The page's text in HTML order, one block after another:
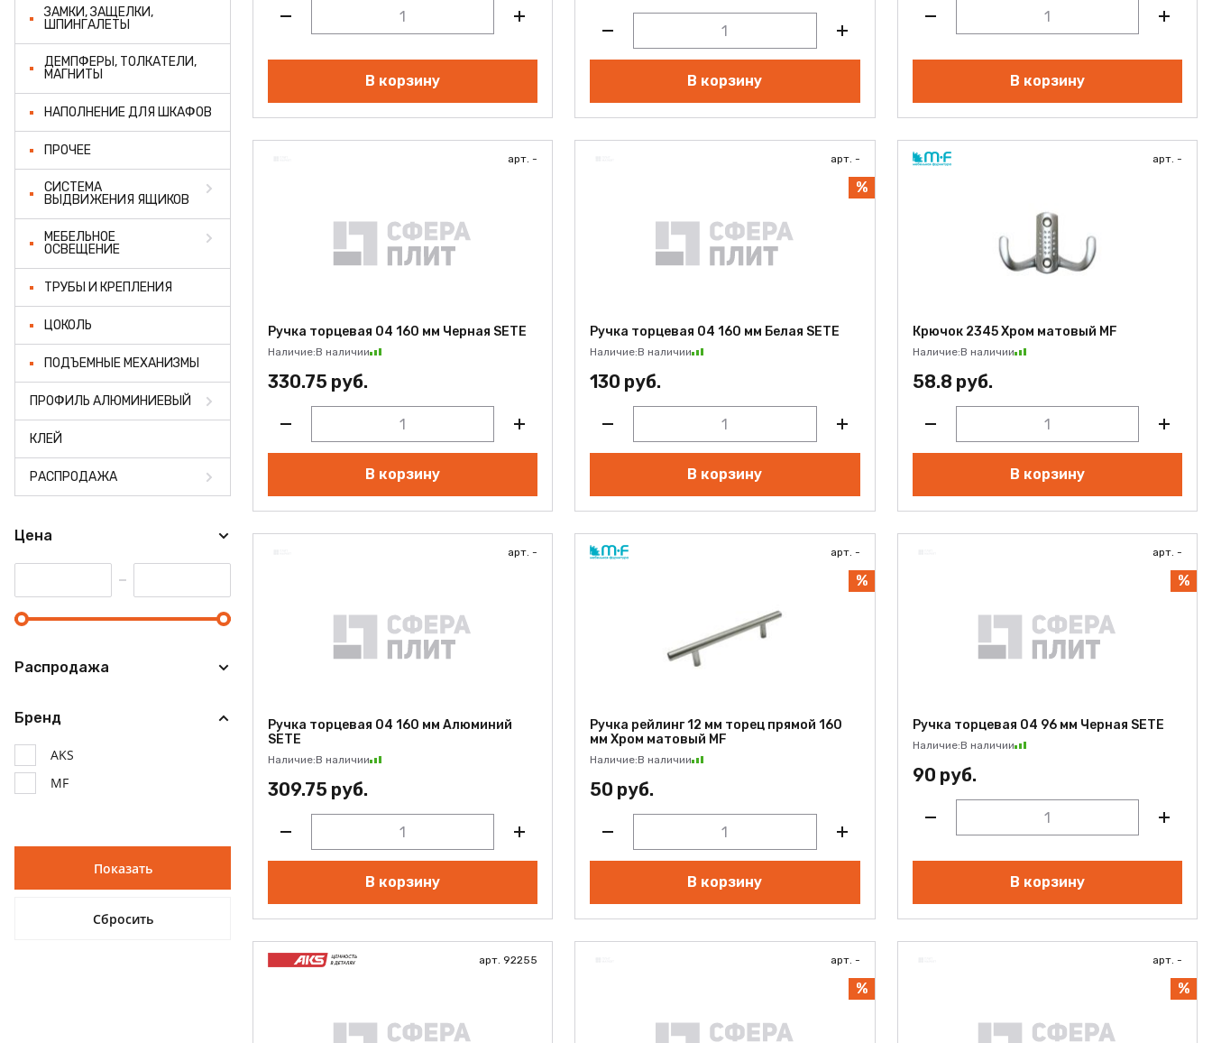
ЗАМКИ, ЗАЩЕЛКИ,
ШПИНГАЛЕТЫ
ДЕМПФЕРЫ, ТОЛКАТЕЛИ,
МАГНИТЫ
НАПОЛНЕНИЕ ДЛЯ ШКАФОВ
ПРОЧЕЕ
СИСТЕМА
ВЫДВИЖЕНИЯ ЯЩИКОВ
МЕБЕЛЬНОЕ
ОСВЕЩЕНИЕ
ТРУБЫ И КРЕПЛЕНИЯ
ЦОКОЛЬ
ПОДЪЕМНЫЕ МЕХАНИЗМЫ
ПРОФИЛЬ АЛЮМИНИЕВЫЙ
КЛЕЙ
РАСПРОДАЖА
Цена
Распродажа
Бренд
AKS
MF
В корзину В корзину В корзину
арт. -
Ручка торцевая 04 160 мм Черная SETE
Наличие:В наличии
330.75 руб.
В корзину
арт. -
%
Ручка торцевая 04 160 мм Белая SETE
Наличие:В наличии
130 руб.
В корзину
арт. -
Крючок 2345 Хром матовый MF
Наличие:В наличии
58.8 руб.
В корзину
арт. -
Ручка торцевая 04 160 мм Алюминий
SETE
Наличие:В наличии
309.75 руб.
В корзину
арт. -
%
Ручка рейлинг 12 мм торец прямой 160
мм Хром матовый MF
Наличие:В наличии
50 руб.
В корзину
арт. -
%
Ручка торцевая 04 96 мм Черная SETE
Наличие:В наличии
90 руб.
В корзину
арт. 92255 арт. -
%
арт. -
%